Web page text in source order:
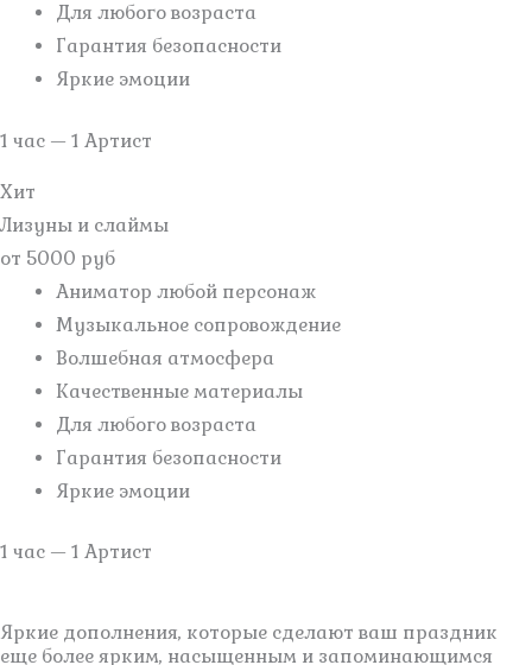
Для любого возраста
Гарантия безопасности
Яркие эмоции
1 час — 1 Артист
Хит
Лизуны и слаймы
от 5000 руб
Аниматор любой персонаж
Музыкальное сопровождение
Волшебная атмосфера
Качественные материалы
Для любого возраста
Гарантия безопасности
Яркие эмоции
1 час — 1 Артист
Яркие дополнения, которые сделают ваш праздник
еще более ярким, насыщенным и запоминающимся